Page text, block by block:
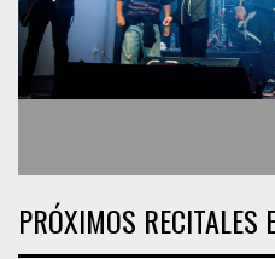
PRÓXIMOS RECITALES